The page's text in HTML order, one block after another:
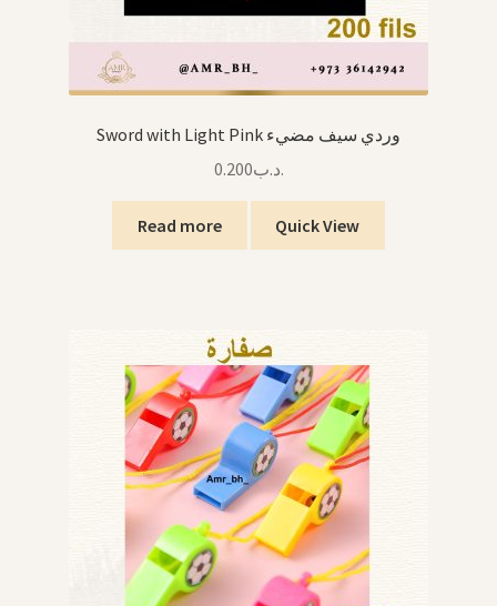
Sword with Light Pink وردي سيف مضيء
.د.ب0.200
Read more Quick View